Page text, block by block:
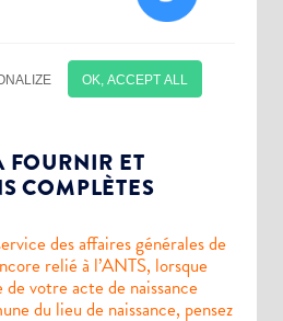
FOURNIR ET
COMPLÈTES
des affaires générales de
relié à l’ANTS, lorsque
votre acte de naissance
du lieu de naissance, pensez
:
Vie associative